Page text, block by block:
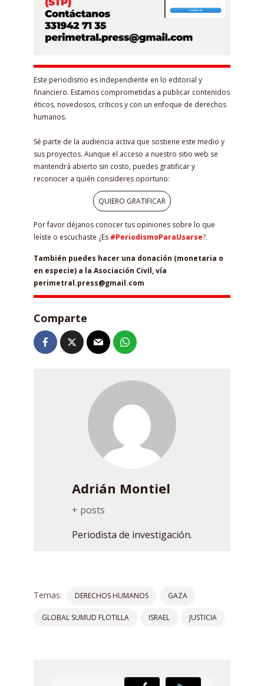
Este periodismo es independiente en lo editorial y
financiero. Estamos comprometidas a publicar contenidos
éticos, novedosos, críticos y con un enfoque de derechos
humanos.
Sé parte de la audiencia activa que sostiene este medio y
sus proyectos. Aunque el acceso a nuestro sitio web se
mantendrá abierto sin costo, puedes gratificar y
reconocer a quién consideres oportuno:
QUIERO GRATIFICAR
Por favor déjanos conocer tus opiniones sobre lo que
leíste o escuchaste ¿Es #PeriodismoParaUsarse?.
También puedes hacer una donación (monetaria o
en especie) a la Asociación Civil, vía
perimetral.press@gmail.com
Comparte
Adrián Montiel
+ posts
Periodista de investigación.
Temas: DERECHOS HUMANOS GAZA
GLOBAL SUMUD FLOTILLA ISRAEL JUSTICIA